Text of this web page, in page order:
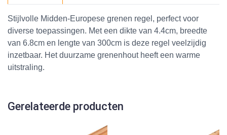
Stijlvolle Midden-Europese grenen regel, perfect voor
diverse toepassingen. Met een dikte van 4.4cm, breedte
van 6.8cm en lengte van 300cm is deze regel veelzijdig
inzetbaar. Het duurzame grenenhout heeft een warme
uitstraling.
Gerelateerde producten